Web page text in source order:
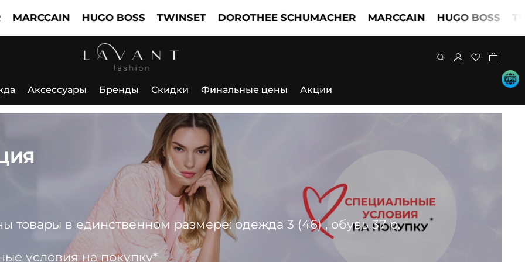
HUGO BOSS TWINSET DOROTHEE SCHUMACHER MARCCAIN HUGO BOSS TWINSET
Аксессуары Бренды Скидки Финальные цены Акции
товары в единственном размере: одежда 3 (46) , обувь 37 р.
условия на покупку*